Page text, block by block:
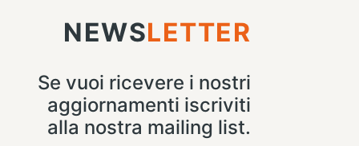
NEWSLETTER
Se vuoi ricevere i nostri
aggiornamenti iscriviti
alla nostra mailing list.